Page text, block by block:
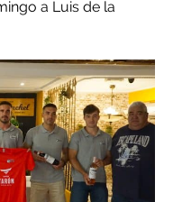
a Luis de la